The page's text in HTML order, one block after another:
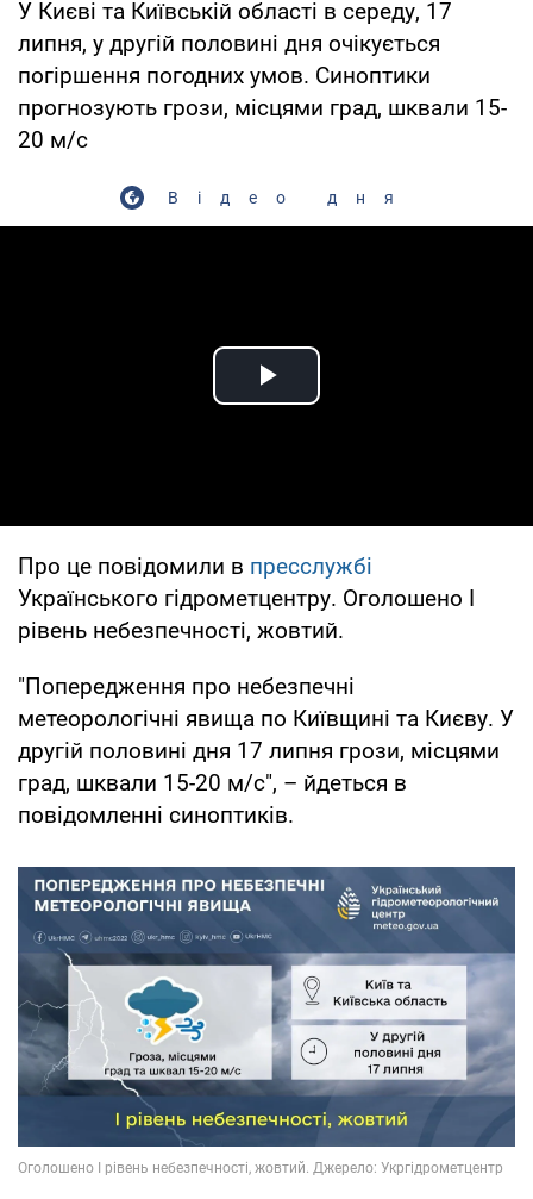
У Києві та Київській області в середу, 17
липня, у другій половині дня очікується
погіршення погодних умов. Синоптики
прогнозують грози, місцями град, шквали 15-
20 м/с
Відео дня
Play Video
Про це повідомили в пресслужбі
Українського гідрометцентру. Оголошено І
рівень небезпечності, жовтий.
"Попередження про небезпечні
метеорологічні явища по Київщині та Києву. У
другій половині дня 17 липня грози, місцями
град, шквали 15-20 м/с", – йдеться в
повідомленні синоптиків.